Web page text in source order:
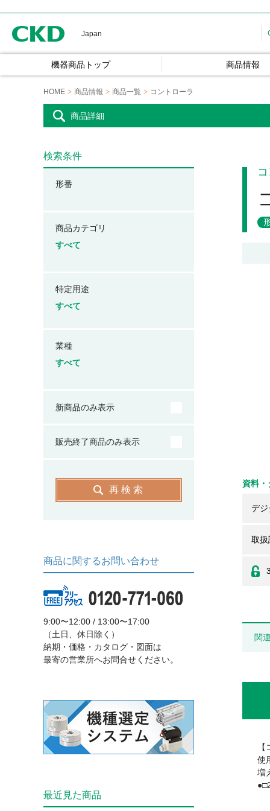
Japan
機器商品トップ 商品情報
HOME 商品情報 商品一覧 コントローラ
商品詳細
資料・
デジ
取扱
関
使
増
検索条件
形番
商品カテゴリ
すべて
特定用途
すべて
業種
すべて
新商品のみ表示
販売終了商品のみ表示
再検索
商品に関するお問い合わせ
9:00〜12:00 / 13:00〜17:00
（土日、休日除く）
納期・価格・カタログ・図面は
最寄の営業所へお問合せください。
最近見た商品